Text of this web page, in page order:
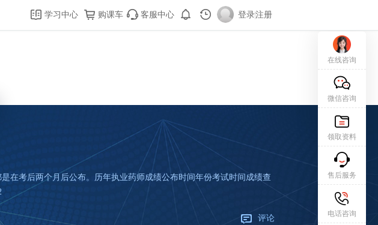
学习中心 购课车 客服中心 登录|注册
在考后两个月后公布。历年执业药师成绩公布时间年份考试时间成绩查
评论
在线咨询
微信咨询
领取资料
售后服务
电话咨询